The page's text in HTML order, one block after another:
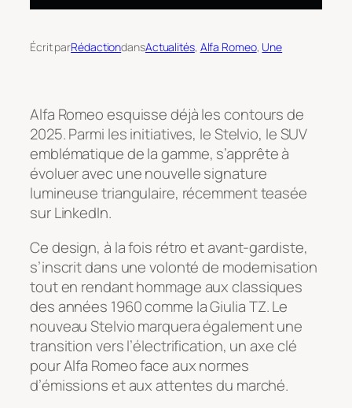
Écrit parRédactiondansActualités, Alfa Romeo, Une
Alfa Romeo esquisse déjà les contours de
2025. Parmi les initiatives, le Stelvio, le SUV
emblématique de la gamme, s’apprête à
évoluer avec une nouvelle signature
lumineuse triangulaire, récemment teasée
sur LinkedIn.
Ce design, à la fois rétro et avant-gardiste,
s’inscrit dans une volonté de modernisation
tout en rendant hommage aux classiques
des années 1960 comme la Giulia TZ. Le
nouveau Stelvio marquera également une
transition vers l’électrification, un axe clé
pour Alfa Romeo face aux normes
d’émissions et aux attentes du marché.